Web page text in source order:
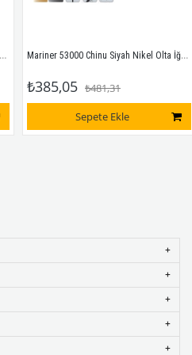
Mariner 53000 Chinu Siyah Nikel Olta İğnesi No:5/0 Siyah Nikel
₺385,05 ₺481,31
Sepete Ekle